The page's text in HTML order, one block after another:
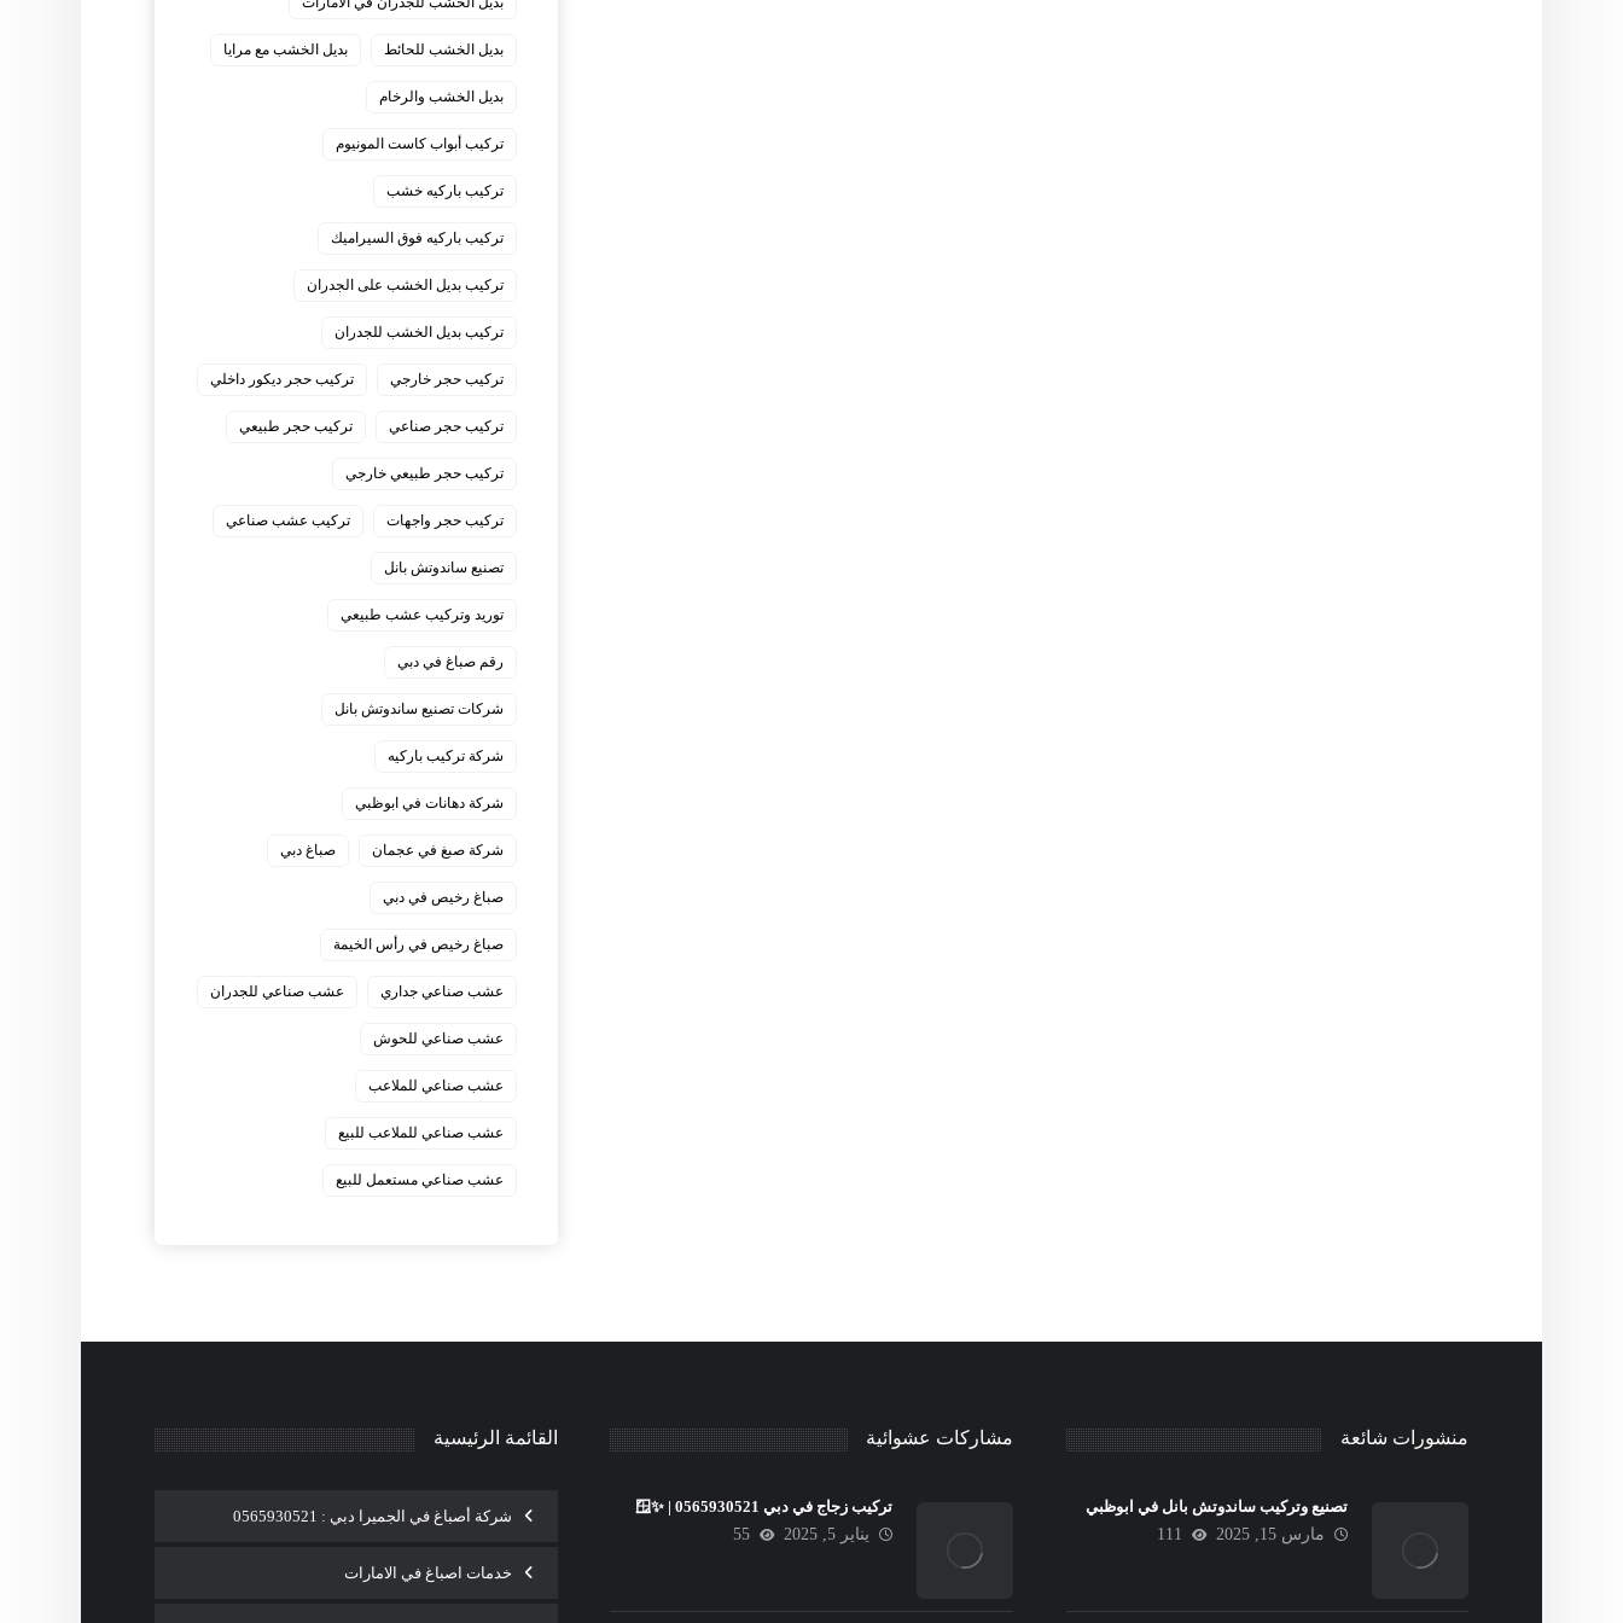
بديل الخشب للحائط بديل الخشب مع مرايا
بديل الخشب والرخام
تركيب أبواب كاست المونيوم
تركيب باركيه خشب
تركيب باركيه فوق السيراميك
تركيب بديل الخشب على الجدران
تركيب بديل الخشب للجدران
تركيب حجر خارجي تركيب حجر ديكور داخلي
تركيب حجر صناعي تركيب حجر طبيعي
تركيب حجر طبيعي خارجي
تركيب حجر واجهات تركيب عشب صناعي
تصنيع ساندوتش بانل
توريد وتركيب عشب طبيعي
رقم صباغ في دبي
شركات تصنيع ساندوتش بانل
شركة تركيب باركيه
شركة دهانات في ابوظبي
شركة صبغ في عجمان صباغ دبي
صباغ رخيص في دبي
صباغ رخيص في رأس الخيمة
عشب صناعي جداري عشب صناعي للجدران
عشب صناعي للحوش
عشب صناعي للملاعب
عشب صناعي للملاعب للبيع
عشب صناعي مستعمل للبيع
منشورات شائعة
تصنيع وتركيب ساندوتش بانل في ابوظبي
مارس 15, 2025
111
مشاركات عشوائية
تركيب زجاج في دبي 🪟✨ | 0565930521
يناير 5, 2025
55
القائمة الرئيسية
شركة أصباغ في الجميرا دبي : 0565930521
خدمات اصباغ في الامارات